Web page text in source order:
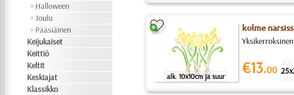
Halloween
Joulu
Pääsiäinen
Keijukaiset
Keittiö
Keltit
Keskiajat
Klassikko
alk. 10x10cm ja suur
kolme
€13.00